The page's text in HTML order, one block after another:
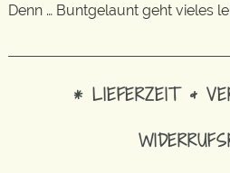
Denn … Buntgelaunt geht vieles
* LIEFERZEIT &